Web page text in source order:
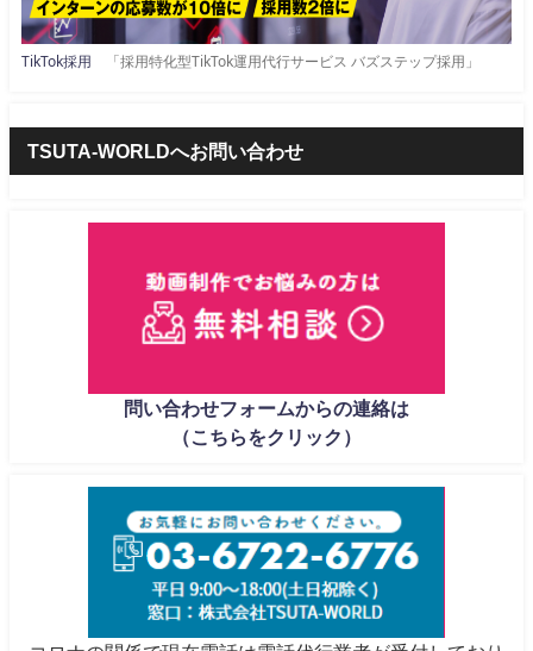
TikTok採用 「採用特化型TikTok運用代行サービス バズステップ採用」
TSUTA-WORLDへお問い合わせ
問い合わせフォームからの連絡は
（こちらをクリック）